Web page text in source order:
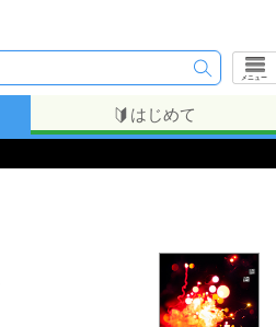
メニュー
はじめて